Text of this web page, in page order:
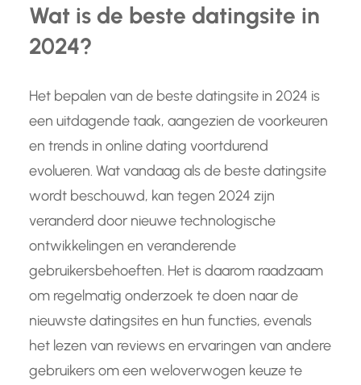
Wat is de beste datingsite in
2024?
Het bepalen van de beste datingsite in 2024 is
een uitdagende taak, aangezien de voorkeuren
en trends in online dating voortdurend
evolueren. Wat vandaag als de beste datingsite
wordt beschouwd, kan tegen 2024 zijn
veranderd door nieuwe technologische
ontwikkelingen en veranderende
gebruikersbehoeften. Het is daarom raadzaam
om regelmatig onderzoek te doen naar de
nieuwste datingsites en hun functies, evenals
het lezen van reviews en ervaringen van andere
gebruikers om een weloverwogen keuze te